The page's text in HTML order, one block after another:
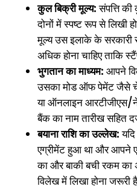
कुल बिक्री मूल्य:संपत्ति
दोनों में स्पष्ट रूप से लिखी
मूल्य उस इलाके के सरकारी
अधिक होना चाहिए ताकि
भुगतान का माध्यम: आपने
उसका मोड ऑफ पेमेंट जैसे
या ऑनलाइन
बैंक का नाम तारीख सहित
बयाना राशि का उल्लेख:
एग्रीमेंट हुआ था और आपने
का और बाकी बची रकम
विलेख में लिखा होना जरूरी